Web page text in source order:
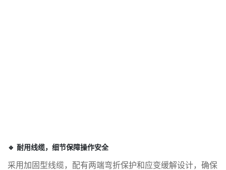
🔹 耐用线缆，细节保障操作安全
采用加固型线缆，配有两端弯折保护和应变缓解设计，确保